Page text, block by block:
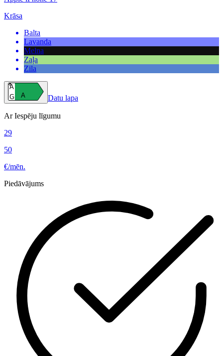
Krāsa
Balta
Lavanda
Melna
Zaļa
Zila
A
G
A Datu lapa
Ar Iespēju līgumu
29
50
€/mēn.
Piedāvājums